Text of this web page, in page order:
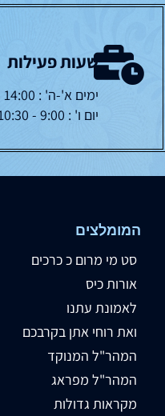
שעות פעילות
ימים א'-ה' : 14:00 - 19:00
יום ו' : 9:00 - 10:30
המומלצים
סט מי מרום כ כרכים
אורות כיס
לאמונת עתנו
ואת רוחי אתן בקרבכם
המהר"ל המנוקד
המהר"ל מפראג
מקראות גדולות